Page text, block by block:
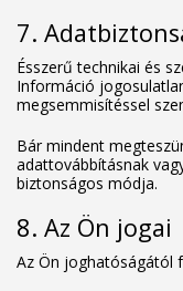
7.
Ésszerű technikai és
Információ
megsemmisítéssel
Bár mindent
adattovábbításnak
biztonságos módja.
8. Az Ön jogai
Az Ön joghatóságától